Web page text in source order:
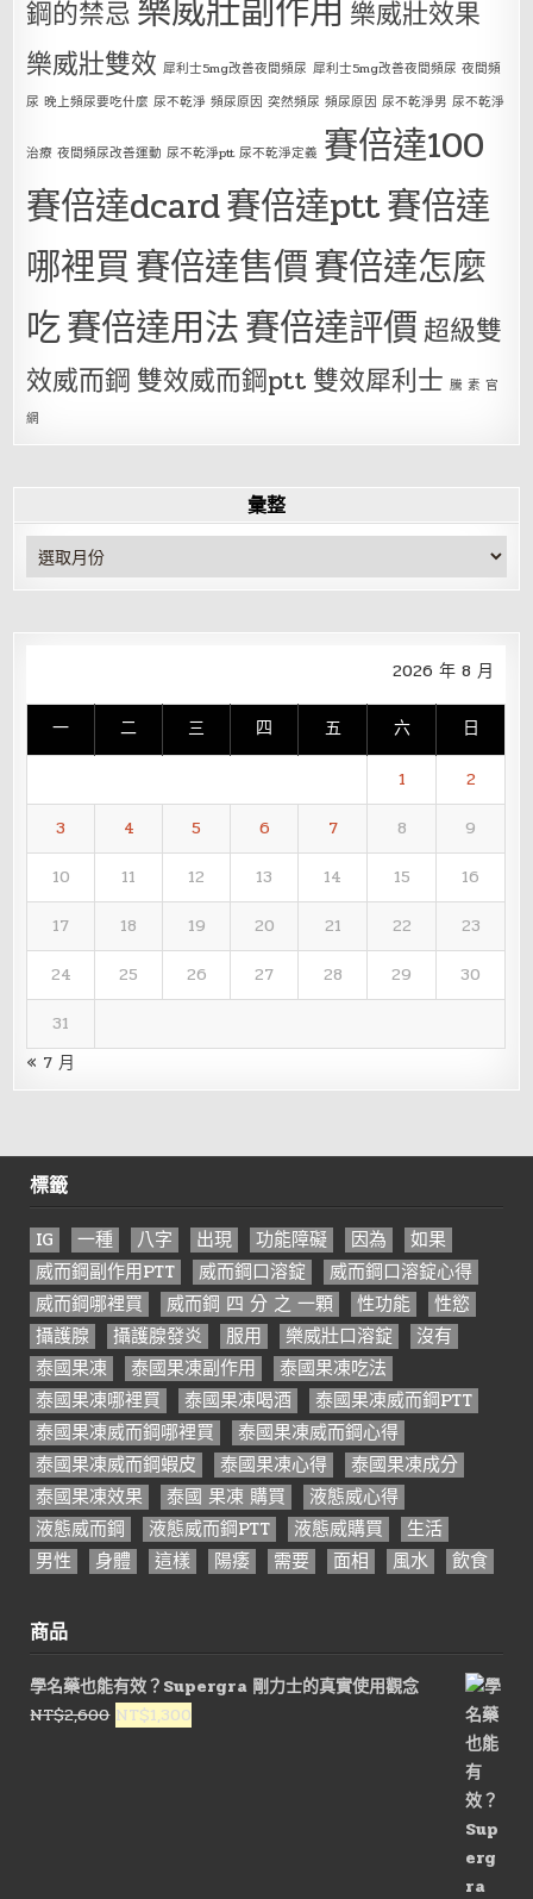
鋼的禁忌 樂威壯副作用 樂威壯效果
樂威壯雙效 犀利士5mg改善夜間頻尿 犀利士5mg改善夜間頻尿 夜間頻
尿 晚上頻尿要吃什麼 尿不乾淨 頻尿原因 突然頻尿 頻尿原因 尿不乾淨男 尿不乾淨
治療 夜間頻尿改善運動 尿不乾淨ptt 尿不乾淨定義 賽倍達100
賽倍達dcard賽倍達ptt賽倍達
哪裡買賽倍達售價賽倍達怎麼
吃賽倍達用法賽倍達評價超級雙
效威而鋼 雙效威而鋼ptt 雙效犀利士 騰 素 官
網
彙整
彙
整
2026 年 8 月
一 二 三 四 五 六 日
1
2
3
4 5 6 7 8
9
10
11 12 13 14 15
16
17
18 19 20 21 22
23
24
25 26 27 28 29
30
31
« 7 月
標籤
IG 一種 八字 出現 功能障礙 因為
如果
威而鋼副作用PTT
威而鋼口溶錠
威而鋼口溶錠心得
威而鋼哪裡買
威而鋼 四 分 之 一顆 性功能
性慾
攝護腺
攝護腺發炎 服用 樂威壯口溶錠
沒有
泰國果凍
泰國果凍副作用
泰國果凍吃法
泰國果凍哪裡買
泰國果凍喝酒
泰國果凍威而鋼PTT
泰國果凍威而鋼哪裡買
泰國果凍威而鋼心得
泰國果凍威而鋼蝦皮
泰國果凍心得
泰國果凍成分
泰國果凍效果
泰國 果凍 購買
液態威心得
液態威而鋼
液態威而鋼PTT 液態威購買
生活
男性
身體 這樣 陽痿 需要 面相 風水 飲食
商品
學名藥也能有效？Supergra 剛力士的真實使用觀念
NT$2,600 原
NT$1,300